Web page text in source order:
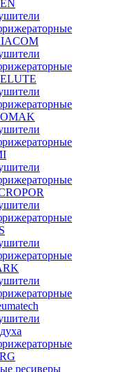
ресиверы